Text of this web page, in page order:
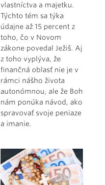
vlastníctva a majetku.
Týchto tém sa týka
údajne až 15 percent z
toho, čo v Novom
zákone povedal Ježiš. Aj
z toho vyplýva, že
finančná oblasť nie je v
rámci nášho života
autonómnou, ale že Boh
nám ponúka návod, ako
spravovať svoje peniaze
a imanie.